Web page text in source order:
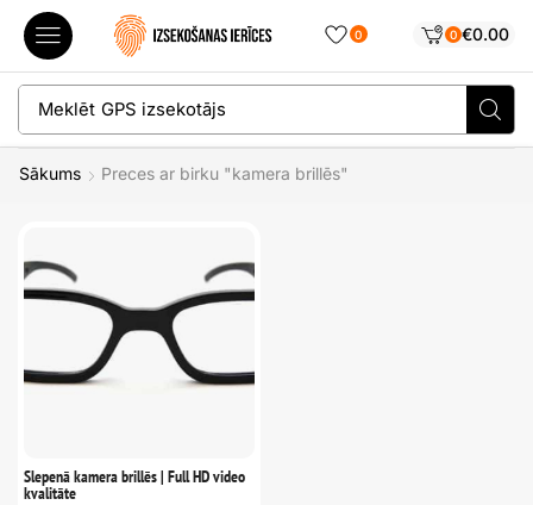
0 0 €0.00
Meklēt
Sākums Preces ar birku "kamera brillēs"
Slepenā kamera brillēs | Full HD video
kvalitāte